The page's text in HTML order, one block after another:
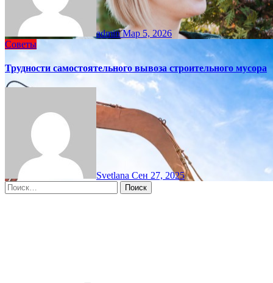
adminМар 5, 2026
Советы
Трудности самостоятельного вывоза строительного мусора
Svetlana Сен 27, 2025
Найти: